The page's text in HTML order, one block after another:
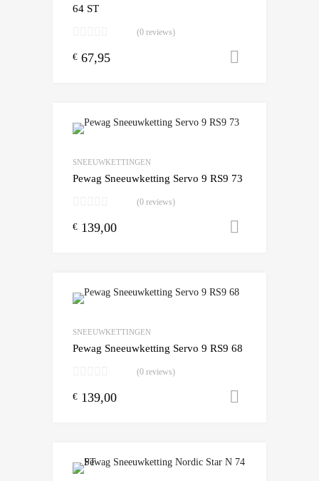
64 ST
(0 reviews)
€ 67,95
SNEEUWKETTINGEN
Pewag Sneeuwketting Servo 9 RS9 73
(0 reviews)
€ 139,00
SNEEUWKETTINGEN
Pewag Sneeuwketting Servo 9 RS9 68
(0 reviews)
€ 139,00